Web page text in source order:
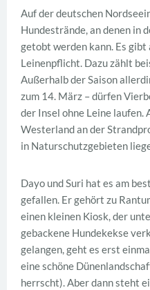
Auf der deutschen
Hundestrände, an denen in
getobt werden kann. Es
Leinenpflicht. Dazu zählt
Außerhalb der Saison
zum 14. März – dürfen
der Insel ohne Leine laufen.
Westerland an der
in Naturschutzgebieten
Dayo und Suri hat es am
gefallen. Er gehört zu
einen kleinen Kiosk, der
gebackene Hundekekse
gelangen, geht es erst
eine schöne
herrscht). Aber dann steht